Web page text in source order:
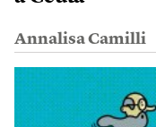
Annalisa Camilli